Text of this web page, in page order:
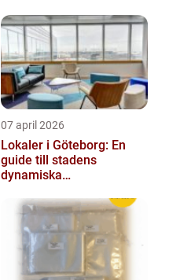
07 april 2026
Lokaler i Göteborg: En
guide till stadens
dynamiska